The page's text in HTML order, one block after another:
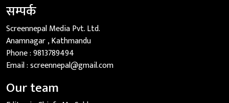
सम्पर्क
Screennepal Media Pvt. Ltd.
Anamnagar , Kathmandu
Phone :9813789494
Email :screennepal@gmail.com
Our team